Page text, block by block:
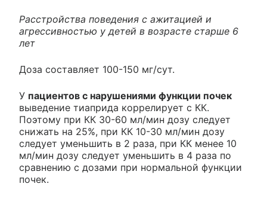
Расстройства поведения с ажитацией и
агрессивностью у детей в возрасте старше 6
лет
Доза составляет 100-150 мг/сут.
У пациентов с нарушениями функции почек
выведение тиаприда коррелирует с КК.
Поэтому при КК 30-60 мл/мин дозу следует
снижать на 25%, при КК 10-30 мл/мин дозу
следует уменьшить в 2 раза, при КК менее 10
мл/мин дозу следует уменьшить в 4 раза по
сравнению с дозами при нормальной функции
почек.